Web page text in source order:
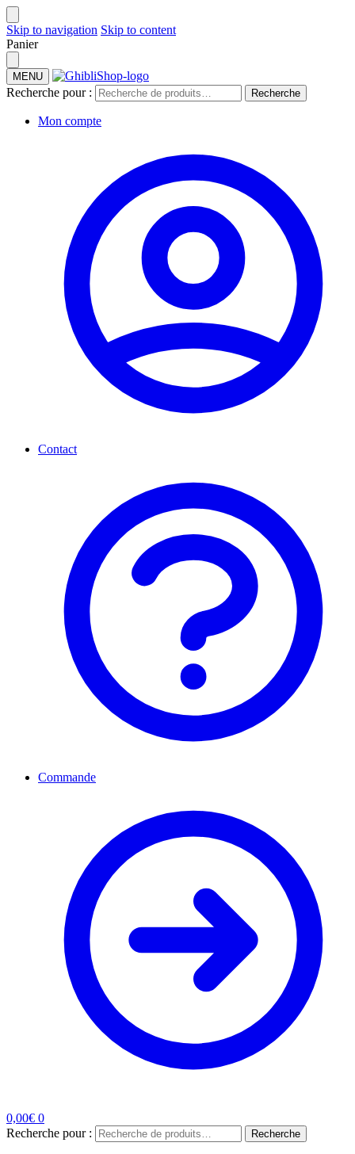
Skip to navigation Skip to content
Panier
MENU
Recherche pour : Recherche
Mon compte
Contact
Commande
0,00€ 0
Recherche pour :
Recherche